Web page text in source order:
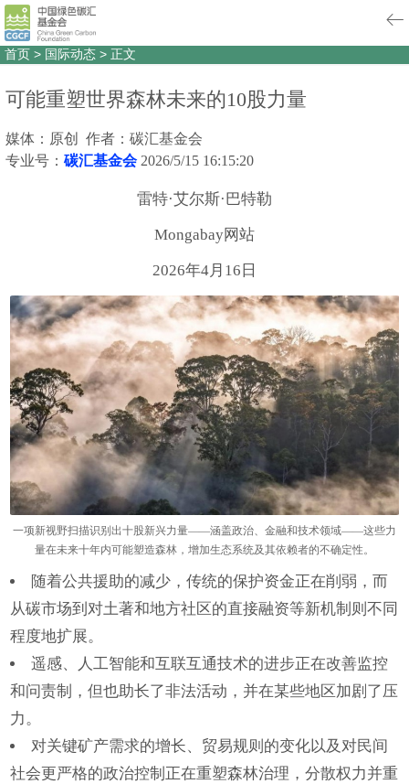
首页 > 国际动态 > 正文
可能重塑世界森林未来的10股力量
媒体：原创 作者：碳汇基金会
专业号： 碳汇基金会 2026/5/15 16:15:20
雷特·艾尔斯·巴特勒
Mongabay网站
2026年4月16日
一项新视野扫描识别出十股新兴力量——涵盖政治、金融和技术领域——这些力
量在未来十年内可能塑造森林，增加生态系统及其依赖者的不确定性。
随着公共援助的减少，传统的保护资金正在削弱，而
从碳市场到对土著和地方社区的直接融资等新机制则不同
程度地扩展。
遥感、人工智能和互联互通技术的进步正在改善监控
和问责制，但也助长了非法活动，并在某些地区加剧了压
力。
对关键矿产需求的增长、贸易规则的变化以及对民间
社会更严格的政治控制正在重塑森林治理，分散权力并重